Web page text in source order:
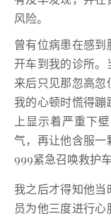
风险。
曾有位病患在感
开车到我的诊所。
来后只见那忽高忽
我的心顿时慌得蹦
上显示着严重下
气，再让他含服
999紧急召唤救护
我之后才得知他当
员为他三度进行